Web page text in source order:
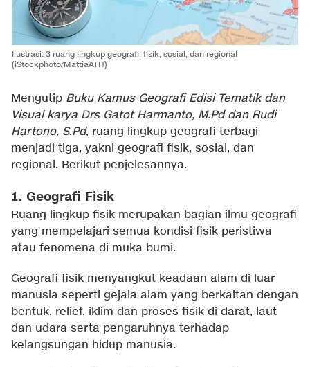
Ilustrasi. 3 ruang lingkup geografi, fisik, sosial, dan regional
(iStockphoto/MattiaATH)
Mengutip Buku Kamus Geografi Edisi Tematik dan
Visual karya Drs Gatot Harmanto, M.Pd dan Rudi
Hartono, S.Pd, ruang lingkup geografi terbagi
menjadi tiga, yakni geografi fisik, sosial, dan
regional. Berikut penjelesannya.
1. Geografi Fisik
Ruang lingkup fisik merupakan bagian ilmu geografi
yang mempelajari semua kondisi fisik peristiwa
atau fenomena di muka bumi.
Geografi fisik menyangkut keadaan alam di luar
manusia seperti gejala alam yang berkaitan dengan
bentuk, relief, iklim dan proses fisik di darat, laut
dan udara serta pengaruhnya terhadap
kelangsungan hidup manusia.